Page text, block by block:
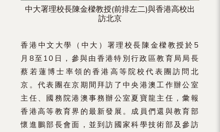
中大署理校長陳金樑教授(前排左二)與香港高校出
訪北京
香港中文大學（中大）署理校長陳金樑教授於5
月8至10日，參與由香港特別行政區教育局局長
蔡若蓮博士率領的香港高等院校代表團訪問北
京。代表團在京期間拜訪了中央港澳工作辦公室
主任、國務院港澳事務辦公室夏寶龍主任，彙報
香港高等教育界的最新發展。成員們還與教育部
懷進鵬部長會面，並到訪國家科學技術部及參訪